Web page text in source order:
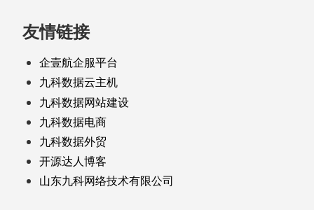
友情链接
企壹航企服平台
九科数据云主机
九科数据网站建设
九科数据电商
九科数据外贸
开源达人博客
山东九科网络技术有限公司